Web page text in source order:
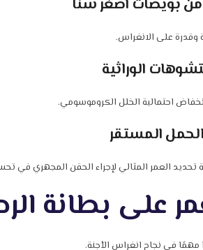
من بويضات أصغر سنًا
وقدرة على الانغراس.
الوراثية
احتمالية الخلل الكروموسومي.
المستقر
تحديد العمر المثالي لإجراء الحقن المجهري في
على بطانة
مهمًا في نجاح انغراس الأجنة.